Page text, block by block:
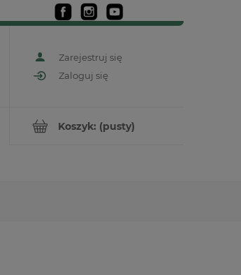
Zarejestruj się
Zaloguj się
Koszyk: (pusty)